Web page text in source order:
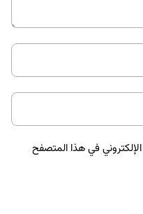
في هذا المتصفح